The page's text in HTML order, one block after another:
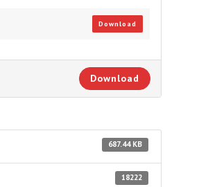
Download
Download
687.44 KB
18222